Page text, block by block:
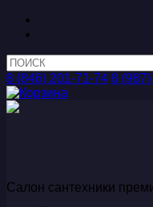
8 (846) 201-71-74 8
Салон сантехники